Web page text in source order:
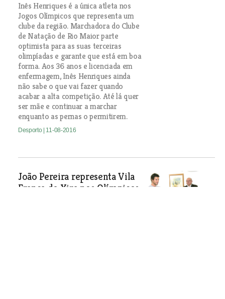
Inês Henriques é a única atleta nos
Jogos Olímpicos que representa um
clube da região. Marchadora do Clube
de Natação de Rio Maior parte
optimista para as suas terceiras
olimpíadas e garante que está em boa
forma. Aos 36 anos e licenciada em
enfermagem, Inês Henriques ainda
não sabe o que vai fazer quando
acabar a alta competição. Até lá quer
ser mãe e continuar a marchar
enquanto as pernas o permitirem.
Desporto | 11-08-2016
João Pereira representa Vila
Franca de Xira nos Olímpicos